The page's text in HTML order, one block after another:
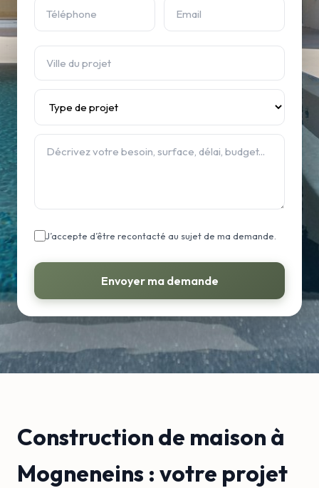
J’accepte d’être recontacté au sujet de ma demande.
Envoyer ma demande
Construction de maison à
Mogneneins : votre projet